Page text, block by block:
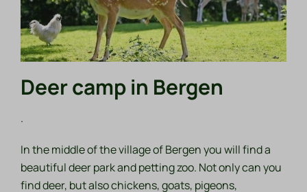
Deer camp in Bergen
.
In the middle of the village of Bergen you will find a
beautiful deer park and petting zoo. Not only can you
find deer, but also chickens, goats, pigeons,